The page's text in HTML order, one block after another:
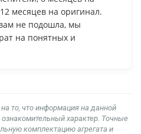
месяцев на оригинал.
не подошла, мы
на понятных и
то, что информация на данной
характер. Точные
комплектацию агрегата и